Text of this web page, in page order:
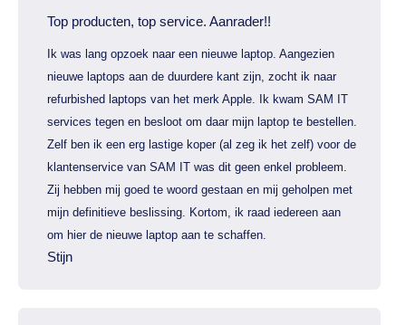
Top producten, top service. Aanrader!!
Ik was lang opzoek naar een nieuwe laptop. Aangezien
nieuwe laptops aan de duurdere kant zijn, zocht ik naar
refurbished laptops van het merk Apple. Ik kwam SAM IT
services tegen en besloot om daar mijn laptop te bestellen.
Zelf ben ik een erg lastige koper (al zeg ik het zelf) voor de
klantenservice van SAM IT was dit geen enkel probleem.
Zij hebben mij goed te woord gestaan en mij geholpen met
mijn definitieve beslissing. Kortom, ik raad iedereen aan
om hier de nieuwe laptop aan te schaffen.
Stijn